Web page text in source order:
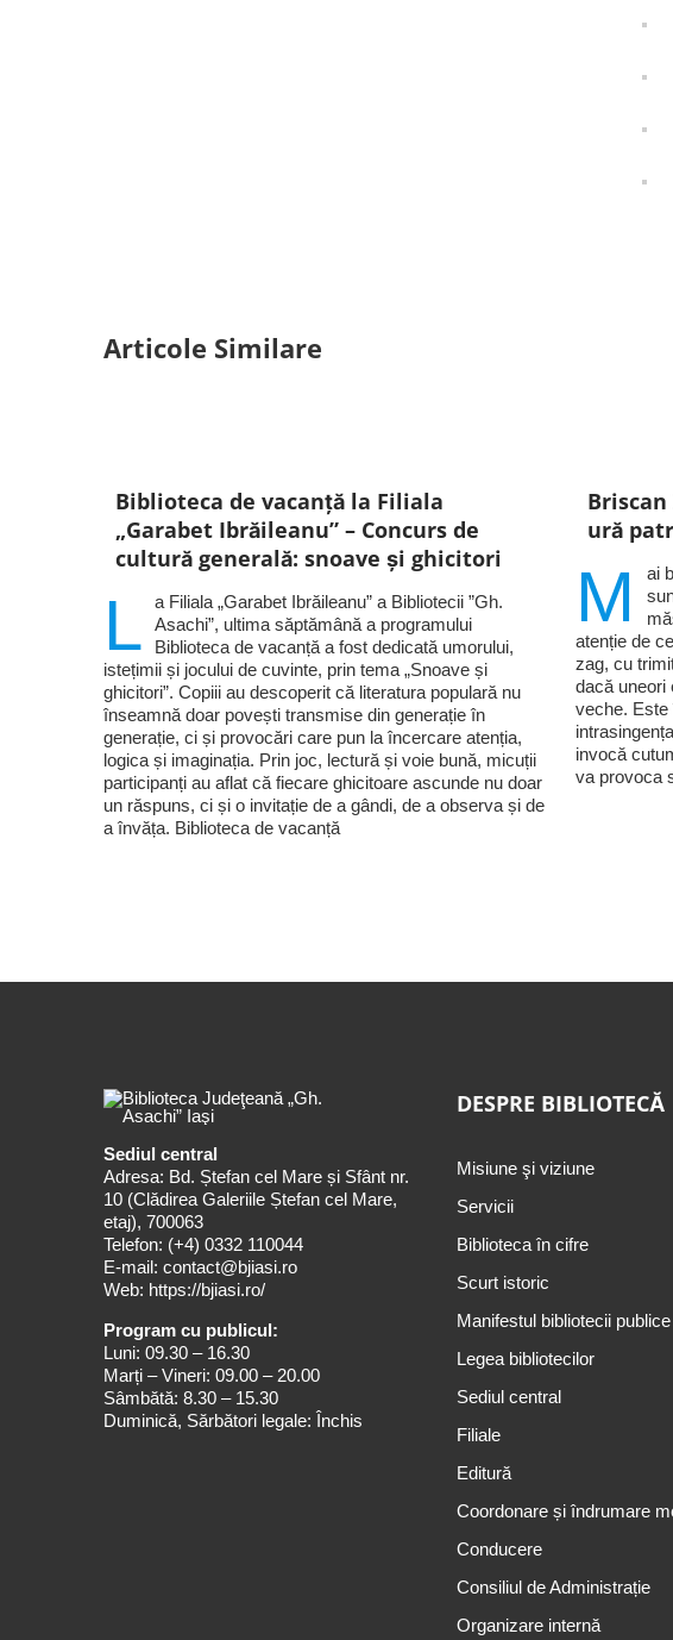
Articole Similare
Biblioteca de vacanță la Filiala
„Garabet Ibrăileanu” – Concurs de
cultură generală: snoave și ghicitori
L
a Filiala „Garabet Ibrăileanu” a Bibliotecii ”Gh.
Asachi”, ultima săptămână a programului
Biblioteca de vacanță a fost dedicată umorului,
istețimii și jocului de cuvinte, prin tema „Snoave și
ghicitori”. Copiii au descoperit că literatura populară nu
înseamnă doar povești transmise din generație în
generație, ci și provocări care pun la încercare atenția,
logica și imaginația. Prin joc, lectură și voie bună, micuții
participanți au aflat că fiecare ghicitoare ascunde nu doar
un răspuns, ci și o invitație de a gândi, de a observa și de
a învăța. Biblioteca de vacanță
ură
M
ai
atenție de
zag, cu
dacă uneori
veche. Este
invocă
va provoca
Sediul central
Adresa: Bd. Ștefan cel Mare și Sfânt nr.
10 (Clădirea Galeriile Ștefan cel Mare,
etaj), 700063
Telefon: (+4) 0332 110044
E-mail: contact@bjiasi.ro
Web: https://bjiasi.ro/
Program cu publicul:
Luni: 09.30 – 16.30
Marți – Vineri: 09.00 – 20.00
Sâmbătă: 8.30 – 15.30
Duminică, Sărbători legale: Închis
DESPRE BIBLIOTECĂ
Misiune şi viziune
Servicii
Biblioteca în cifre
Scurt istoric
Manifestul bibliotecii publice
Legea bibliotecilor
Sediul central
Filiale
Editură
Coordonare și îndrumare
Conducere
Consiliul de Administrație
Organizare internă